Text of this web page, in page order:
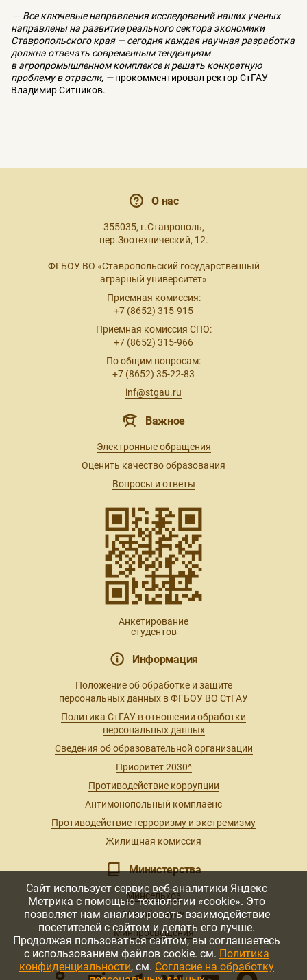
— Все ключевые направления исследований наших ученых
направлены на развитие реального сектора экономики
Ставропольского края — сегодня каждая научная разработка
должна отвечать современным тенденциям
в агропромышленном комплексе и решать конкретную
проблему в отрасли, —прокомментировал ректор СтГАУ
Владимир Ситников.
О нас
355035, г.Ставрополь,
пер.Зоотехнический, 12.
ФГБОУ ВО «Ставропольский государственный
аграрный университет»
Приемная комиссия:
+7 (8652) 315-915
Приемная комиссия СПО:
+7 (8652) 315-966
По общим вопросам:
+7 (8652) 35-22-83
inf@stgau.ru
Важное
Электронные обращения
Оценить качество образования
Вопросы и ответы
Анкетирование
студентов
Информация
Положение об обработке и защите
персональных данных в ФГБОУ ВО СтГАУ
Политика СтГАУ в отношении обработки
персональных данных
Сведения об образовательной организации
Приоритет 2030^
Противодействие коррупции
Антимонопольный комплаенс
Противодействие терроризму и экстремизму
Жилищная комиссия
Министерства
Минсельхоз
Минобрнауки
Минпросвещения
Сайт использует сервис веб-аналитики Яндекс
Метрика с помощью технологии «cookie». Это
позволяет нам анализировать взаимодействие
посетителей с сайтом и делать его лучше.
Продолжая пользоваться сайтом, вы соглашаетесь
с использованием файлов cookie. см. Политика
конфиденциальности, см. Согласие на обработку